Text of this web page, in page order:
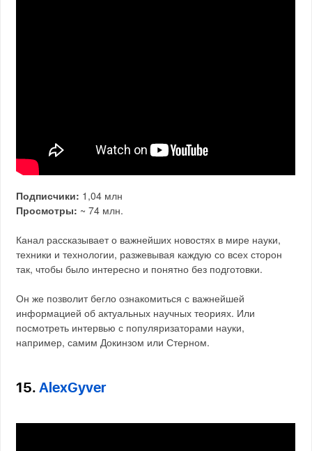
Подписчики: 1,04 млн
Просмотры: ~ 74 млн.
Канал рассказывает о важнейших новостях в мире науки,
техники и технологии, разжевывая каждую со всех сторон
так, чтобы было интересно и понятно без подготовки.
Он же позволит бегло ознакомиться с важнейшей
информацией об актуальных научных теориях. Или
посмотреть интервью с популяризаторами науки,
например, самим Докинзом или Стерном.
15.AlexGyver